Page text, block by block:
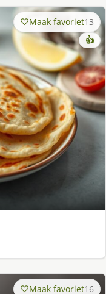
Maak favoriet13
👍
Maak favoriet16